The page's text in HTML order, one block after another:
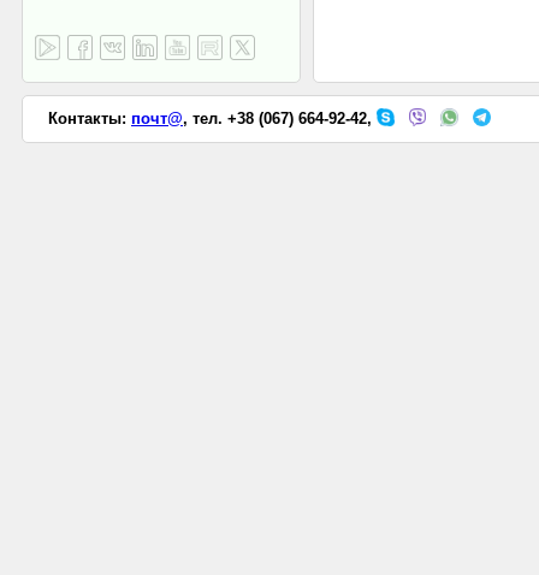
Контакты: почт@, тел. +38 (067) 664-92-42,